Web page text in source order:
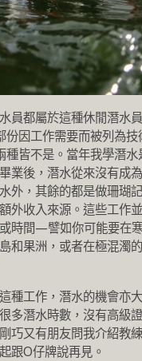
員都屬於這種休閒潛水
份因工作需要而被列為
皆不是。當年我學潛
業後，潛水從來沒有成
外，其餘的都是做珊瑚
外收入來源。這些工作
時間—譬如你可能要在
和果洲，或者在極混濁
種工作，潛水的機會亦
多潛水時數，沒有高級
巧又有朋友問我介紹教
跟O仔牌說再見。